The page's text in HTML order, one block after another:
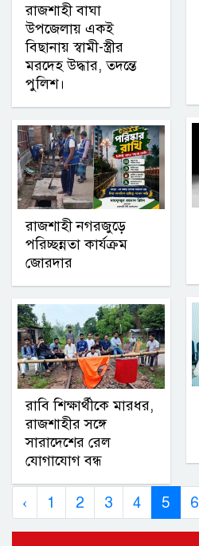
রাজশাহী বাঘা
উপজেলায় একই
বিছানায় স্বামী-স্ত্রীর
মরদেহ উদ্ধার, তদন্তে
পুলিশ।
রাজশাহী নগরজুড়ে
পরিচ্ছন্নতা কার্যক্রম
জোরদার
রাবি শিক্ষার্থীকে মারধর,
রাজশাহীর সঙ্গে
সারাদেশের রেল
যোগাযোগ বন্ধ
‹ 1 2 3 4 5 6